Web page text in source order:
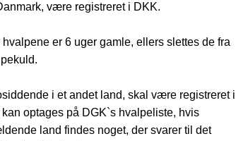
være registreret i DKK.
er 6 uger gamle, ellers slettes de fra
i et andet land, skal være registreret i
optages på DGK`s hvalpeliste, hvis
land findes noget, der svarer til det